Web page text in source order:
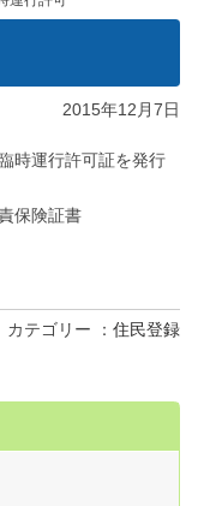
2015年12月7日
時運行許可証を発行
保険証書
カテゴリー 住民登録